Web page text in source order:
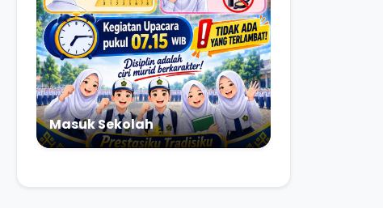
Masuk Sekolah